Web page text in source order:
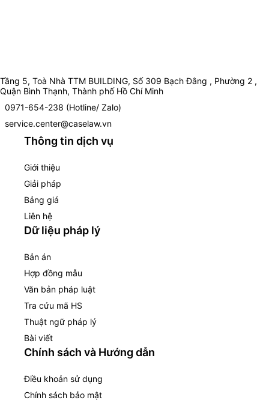
Tầng 5, Toà Nhà TTM BUILDING, Số 309 Bạch Đằng , Phường 2 ,
Quận Bình Thạnh, Thành phố Hồ Chí Minh
0971-654-238 (Hotline/ Zalo)
service.center@caselaw.vn
Thông tin dịch vụ
Giới thiệu
Giải pháp
Bảng giá
Liên hệ
Dữ liệu pháp lý
Bản án
Hợp đồng mẫu
Văn bản pháp luật
Tra cứu mã HS
Thuật ngữ pháp lý
Bài viết
Chính sách và Hướng dẫn
Điều khoản sử dụng
Chính sách bảo mật